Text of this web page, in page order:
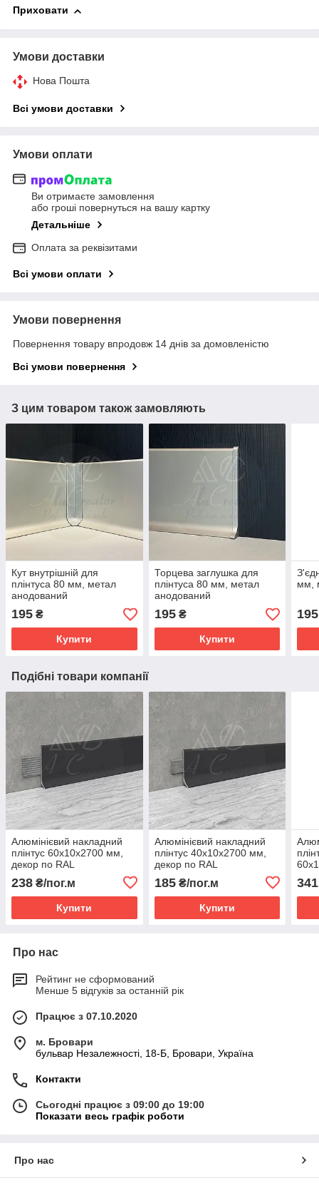
Приховати
Умови доставки
Нова Пошта
Всі умови доставки
Умови оплати
Ви отримаєте замовлення
або гроші повернуться на вашу картку
Детальніше
Оплата за реквізитами
Всі умови оплати
Умови повернення
Повернення товару впродовж 14 днів за домовленістю
Всі умови повернення
З цим товаром також замовляють
Кут внутрішній для
плінтуса 80 мм, метал
анодований
195 ₴
Купити
Торцева заглушка для
плінтуса 80 мм, метал
анодований
195₴
Купити
мм,
195
Подібні товари компанії
Алюмінієвий накладний
плінтус 60х10х2700 мм,
декор по RAL
238 ₴/пог.м
Купити
Алюмінієвий накладний
плінтус 40х10х2700 мм,
декор по RAL
185₴/пог.м
Купити
341
Про нас
Рейтинг не сформований
Менше 5 відгуків за останній рік
Працює з 07.10.2020
м. Бровари
бульвар Незалежності, 18-Б, Бровари, Україна
Контакти
Сьогодні працює з 09:00 до 19:00
Показати весь графік роботи
Про нас